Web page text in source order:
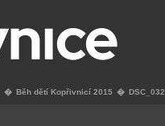
� Běh dětí Kopřivnicí 2015 �